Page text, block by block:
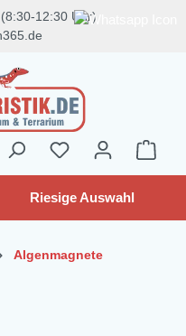
(8:30-12:30 Uhr)
Riesige Auswahl
Algenmagnete